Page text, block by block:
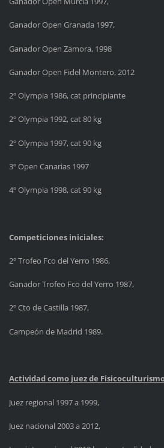
Ganador Open Granada 1997,
Ganador Open Zamora, 1998
Ganador Open Fidel Montero, 2012
2º Olympia 1986, cat principiante
2º Olympia 1992, cat 80 kg
2º Olympia 1997, cat 90 kg
3º Open Canarias 1997
4º Olympia 1998, cat 90 kg
Competiciones iniciales:
2º Trofeo Fco del Yerro 1986,
Ganador Trofeo Fco del Yerro 1987,
2º Cto de Castilla 1987,
Campeón de Madrid 1989.
Actividad como juez de
Juez regional 1997 a 1999,
Juez nacional 2003 a 2012,